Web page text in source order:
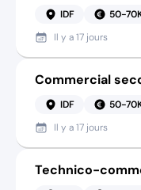
IDF
50-
Il y a17 jours
Commercial
IDF
50-
Il y a17 jours
Technico-